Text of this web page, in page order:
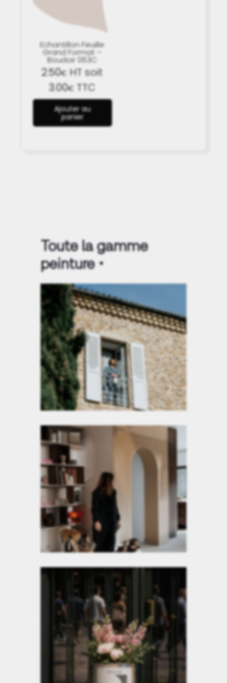
Echantillon Feuille
Grand Format –
Boudoir 063C
2.50€ HT soit
3.00€ TTC
Ajouter au
panier
Toute la gamme
peinture